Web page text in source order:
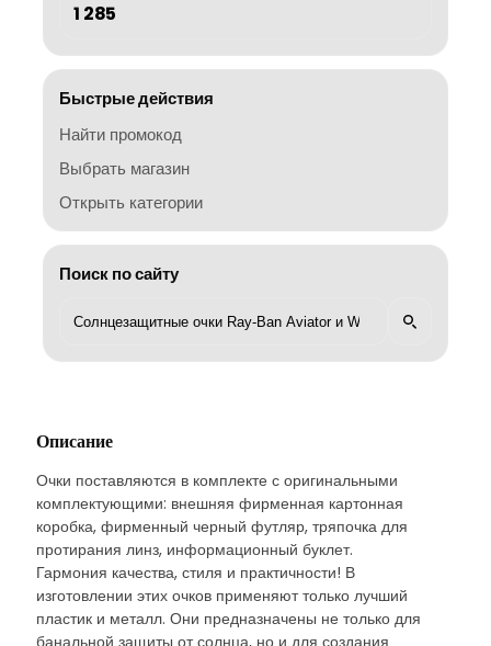
1 285
Быстрые действия
Найти промокод
Выбрать магазин
Открыть категории
Поиск по сайту
Описание
Очки поставляются в комплекте с оригинальными
комплектующими: внешняя фирменная картонная
коробка, фирменный черный футляр, тряпочка для
протирания линз, информационный буклет.
Гармония качества, стиля и практичности! В
изготовлении этих очков применяют только лучший
пластик и металл. Они предназначены не только для
банальной защиты от солнца, но и для создания